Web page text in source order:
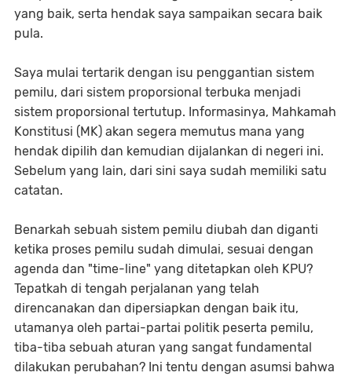
yang baik, serta hendak saya sampaikan secara baik
pula.
Saya mulai tertarik dengan isu penggantian sistem
pemilu, dari sistem proporsional terbuka menjadi
sistem proporsional tertutup. Informasinya, Mahkamah
Konstitusi (MK) akan segera memutus mana yang
hendak dipilih dan kemudian dijalankan di negeri ini.
Sebelum yang lain, dari sini saya sudah memiliki satu
catatan.
Benarkah sebuah sistem pemilu diubah dan diganti
ketika proses pemilu sudah dimulai, sesuai dengan
agenda dan "time-line" yang ditetapkan oleh KPU?
Tepatkah di tengah perjalanan yang telah
direncanakan dan dipersiapkan dengan baik itu,
utamanya oleh partai-partai politik peserta pemilu,
tiba-tiba sebuah aturan yang sangat fundamental
dilakukan perubahan? Ini tentu dengan asumsi bahwa